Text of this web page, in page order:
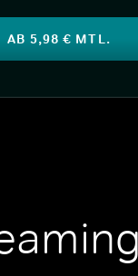
AB 5,98 € MTL.